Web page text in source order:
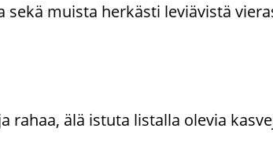
sekä muis­ta her­käs­ti le­viä­vis­tä
rahaa, älä is­tu­ta lis­tal­la ole­via